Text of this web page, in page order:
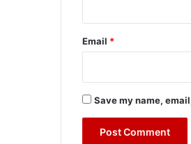
Email *
Save my name,